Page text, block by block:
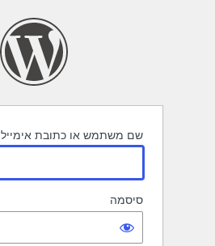
שם משתמש או כתובת אימייל
סיסמה